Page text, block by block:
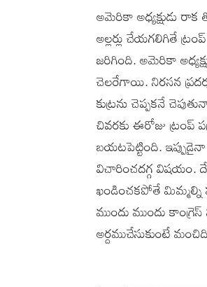
అమెరికా
అల్లర్లు చేయగలిగితే
జరిగింది. అమెరికా
చెలరేగాయి. నిరసన
కుట్రను చెప్పకనే
చివరకు ఈరోజు ట్రంప్
బయటపెట్టింది.
విచారించదగ్గ విషయం.
ఖండించకపోతే మిమ్మల్ని
ముందు ముందు
అర్దముచేసుకుంటే